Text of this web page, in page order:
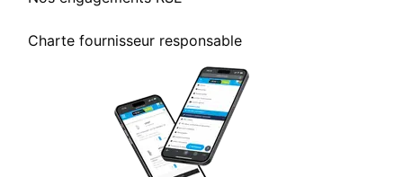
Charte fournisseur responsable